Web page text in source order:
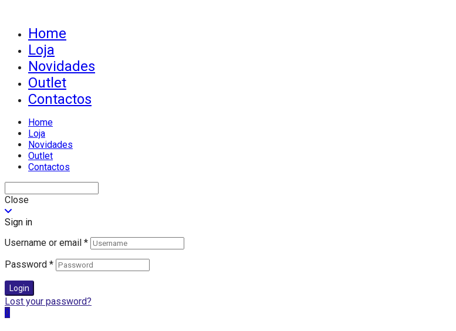
Home
Loja
Novidades
Outlet
Contactos
Home
Loja
Novidades
Outlet
Contactos
Close
Sign in
Username or email *
Password *
Login
Lost your password?
0